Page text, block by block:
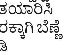
ಬೆಣ್ಣೆ